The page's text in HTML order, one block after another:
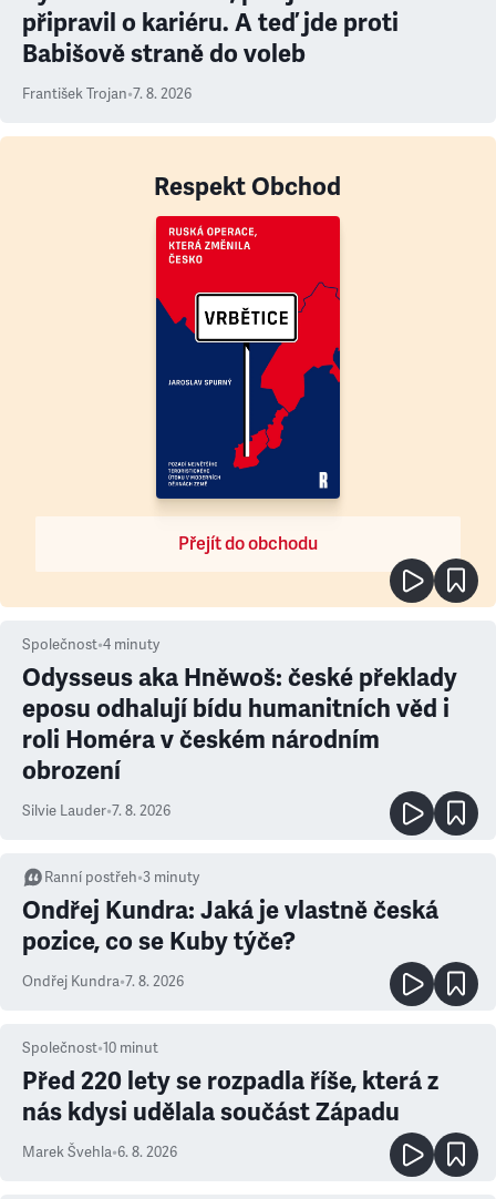
připravil o kariéru. A teď jde proti
Babišově straně do voleb
František Trojan•7. 8. 2026
Respekt Obchod
Přejít do obchodu
Společnost•4 minuty
Odysseus aka Hněwoš: české překlady
eposu odhalují bídu humanitních věd i
roli Homéra v českém národním
obrození
Silvie Lauder•7. 8. 2026
Ranní postřeh•3 minuty
Ondřej Kundra: Jaká je vlastně česká
pozice, co se Kuby týče?
Ondřej Kundra•7. 8. 2026
Společnost•10 minut
Před 220 lety se rozpadla říše, která z
nás kdysi udělala součást Západu
Marek Švehla•6. 8. 2026